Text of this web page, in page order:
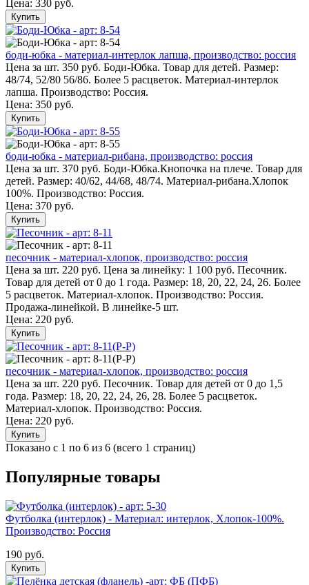
Цена: 330 руб.
Купить
боди-юбка - материал-интерлок лапша, производство: россия
Цена за шт. 350 руб. Боди-Юбка. Товар для детей. Размер:
48/74, 52/80 56/86. Более 5 расцветок. Материал-интерлок
лапша. Производство: Россия.
Цена: 350 руб.
Купить
боди-юбка - материал-рибана, производство: россия
Цена за шт. 370 руб. Боди-Юбка.Кнопочка на плече. Товар для
детей. Размер: 40/62, 44/68, 48/74. Материал-рибана.Хлопок
100%. Производство: Россия.
Цена: 370 руб.
Купить
песочник - материал-хлопок, производство: россия
Цена за шт. 220 руб. Цена за линейку: 1 100 руб. Песочник.
Товар для детей от 0 до 1 года. Размер: 18, 20, 22, 24, 26. Более
5 расцветок. Материал-хлопок. Производство: Россия.
Продажа-линейкой. В линейке-5 шт.
Цена: 220 руб.
Купить
песочник - материал-хлопок, производство: россия
Цена за шт. 220 руб. Песочник. Товар для детей от 0 до 1,5
года. Размер: 18, 20, 22, 24, 26, 28. Более 5 расцветок.
Материал-хлопок. Производство: Россия.
Цена: 220 руб.
Купить
Показано с 1 по 6 из 6 (всего 1 страниц)
Популярные товары
Футболка (интерлок) - Материал: интерлок, Хлопок-100%.
Производство: Россия
190 руб.
Купить